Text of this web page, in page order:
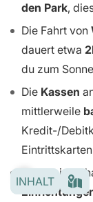
den Park,
Die Fahrt von
dauert etwa
du zum
Die Kassen
mittlerweile
Kredit-/
Es gibt
INHALT